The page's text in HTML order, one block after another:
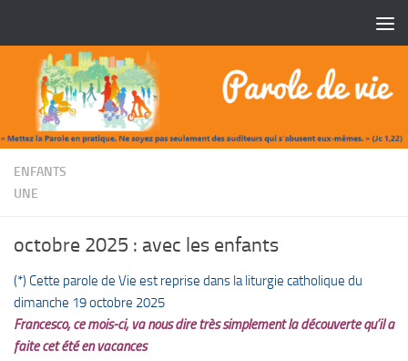
ENFANTS
UNE
octobre 2025 : avec les enfants
(*) Cette parole de Vie est reprise dans la liturgie catholique du
dimanche 19 octobre 2025
Francesco, ce mois-ci, va nous dire très simplement la découverte qu’il a
faite cet été en vacances